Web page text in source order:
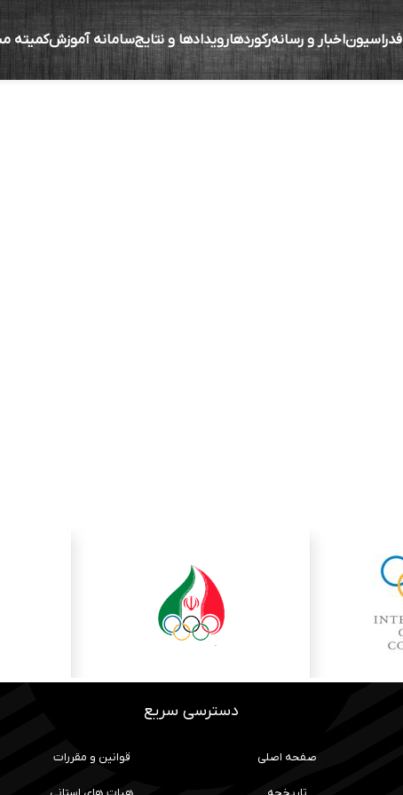
فدراسیوناخبار و رسانهرکوردهارویدادها و نتایجسامانه آموزشکمیته
دسترسی سریع
صفحه اصلی قوانین و مقررات